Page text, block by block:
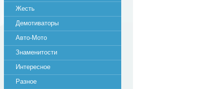
Жесть
Демотиваторы
Авто-Мото
Знаменитости
Интересное
Разное